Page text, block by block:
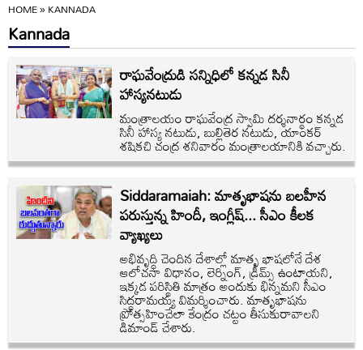
HOME»KANNADA
Kannada
రాఘవేంద్రుడి సన్నిధిలో కన్నడ సినీ
హాస్యనటుడు
మంత్రాలయం రాఘవేంద్ర స్వామి దర్శనార్థం కన్నడ
సినీ హాస్య నటుడు, బుల్లితెర నటుడు, యాంకర్‌
శషికచి చంద్ర శనివారం మంత్రాలయానికి వచ్చారు.
Siddaramaiah: మాతృభాషను బలహీన
పరుస్తున్న హిందీ, ఇంగ్లీష్... సీఎం కీలక
వ్యాఖ్యలు
అభివృద్ధి చెందిన దేశాల్లో మాతృ భాషలోనే దేశ
ఆలోచనా విధానం, లెర్నింగ్, డ్రీమ్స్‌ ఉంటాయని,
ఇక్కడ పరిస్థితి మాత్రం అందుకు భిన్నమని సీఎం
సిద్ధరామయ్య విమర్శించారు. మాతృభాషను
ప్రోత్సహించేలా కేంద్రం చట్టం తీసుకురావాలని
డిమాండ్ చేశారు.